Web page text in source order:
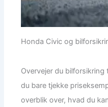
Honda Civic og
Overvejer du bilforsikring
du bare tjekke
overblik over, hvad du